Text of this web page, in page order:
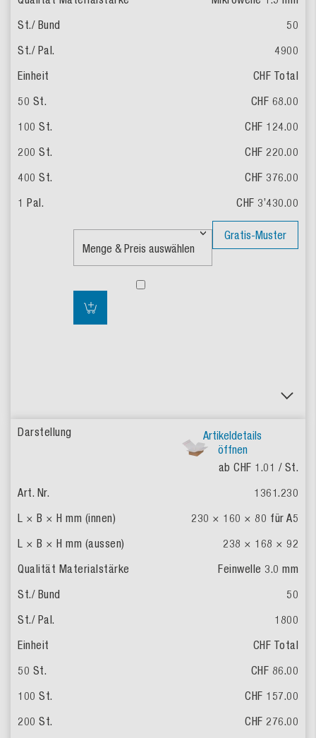
50
4900
CHF Total
CHF 68.00
CHF 124.00
CHF 220.00
CHF 376.00
CHF 3’430.00
Gratis-Muster
Artikeldetails
öffnen
ab CHF 1.01 / St.
1361.230
230 × 160 × 80 für A5
238 × 168 × 92
Feinwelle 3.0 mm
50
1800
CHF Total
CHF 86.00
CHF 157.00
CHF 276.00